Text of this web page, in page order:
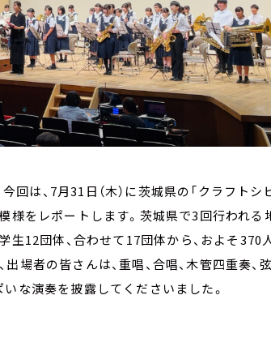
は、7月31日（木）に茨城県の「クラフトシ
様をレポートします。茨城県で3回行われる
生12団体、合わせて17団体から、およそ370
場者の皆さんは、重唱、合唱、木管四重奏、
な演奏を披露してくださいました。